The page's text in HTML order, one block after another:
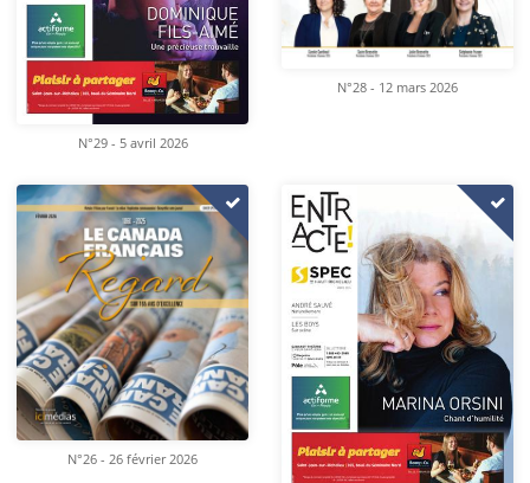
N°29 - 5 avril 2026
N°28 - 12 mars 2026
N°26 - 26 février 2026